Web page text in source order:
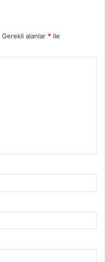
Gerekli alanlar * ile